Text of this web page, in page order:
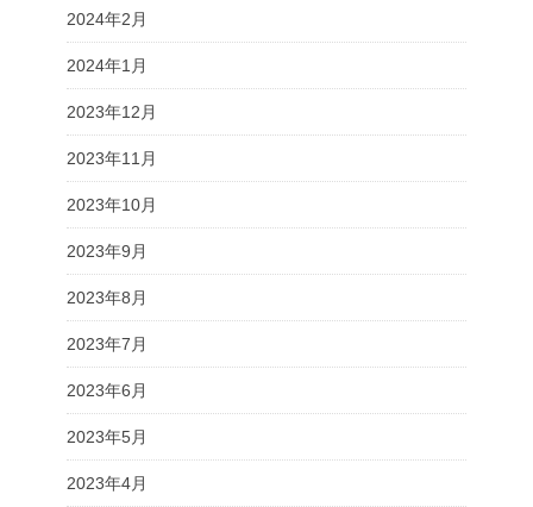
2024年2月
2024年1月
2023年12月
2023年11月
2023年10月
2023年9月
2023年8月
2023年7月
2023年6月
2023年5月
2023年4月